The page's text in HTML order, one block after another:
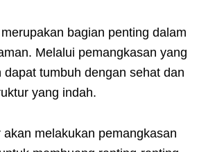
bagian penting dalam
Melalui pemangkasan yang
dapat tumbuh dengan sehat dan
yang indah.
akan melakukan pemangkasan